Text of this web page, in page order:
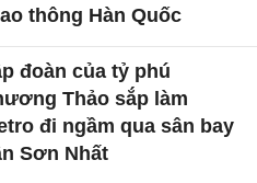
thông Hàn Quốc
đoàn của tỷ phú
Thảo sắp làm
đi ngầm qua sân bay
Sơn Nhất